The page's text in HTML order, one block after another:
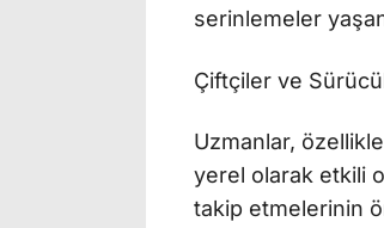
serinlemeler
Çiftçiler ve
Uzmanlar,
yerel olarak etkili
takip etmelerinin